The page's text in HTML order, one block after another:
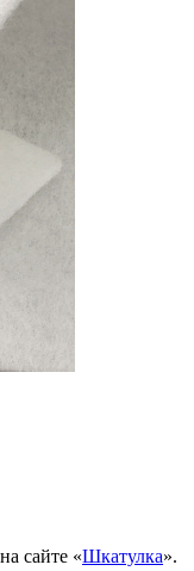
сайте «Шкатулка».